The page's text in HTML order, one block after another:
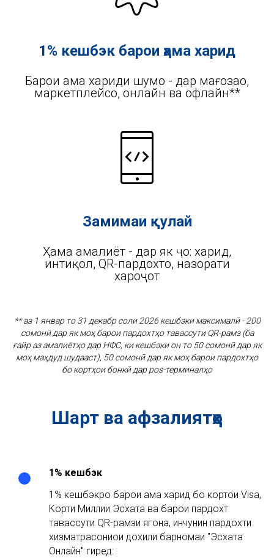
1% кешбэк барои ҳама харид
Барои ҳама хариди шумо - дар мағозаҳо,
маркетплейсҳо, онлайн ва офлайн**
Замимаи қулай
Ҳама амалиёт - дар як ҷо: харид,
интиқол, QR-пардохтҳо, назорати
хароҷот
** аз 1 январ то 31 декабр соли 2026 кешбэки максималӣ - 200
сомонӣ дар як моҳ барои пардохтҳо тавассути QR-рамз (ба
ғайр аз амалиётҳо дар НФС, ки кешбэки он то 50 сомонӣ дар як
моҳ маҳдуд шудааст), 50 сомонӣ дар як моҳ барои пардохтҳо
бо кортҳои бонкӣ дар pos-терминалҳо
Шарт ва афзалиятҳо
1% кешбэк
1% кешбэкро барои ҳама харид бо кортҳои Visa,
Корти Миллии Эсхата ва барои пардохт
тавассути QR-рамзи ягона, инчунин пардохти
хизматрасониҳои дохили барномаи "Эсхата
Онлайн" гиред: